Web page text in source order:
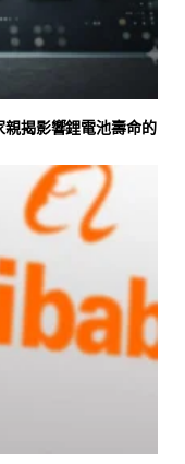
揭影響鋰電池壽命的